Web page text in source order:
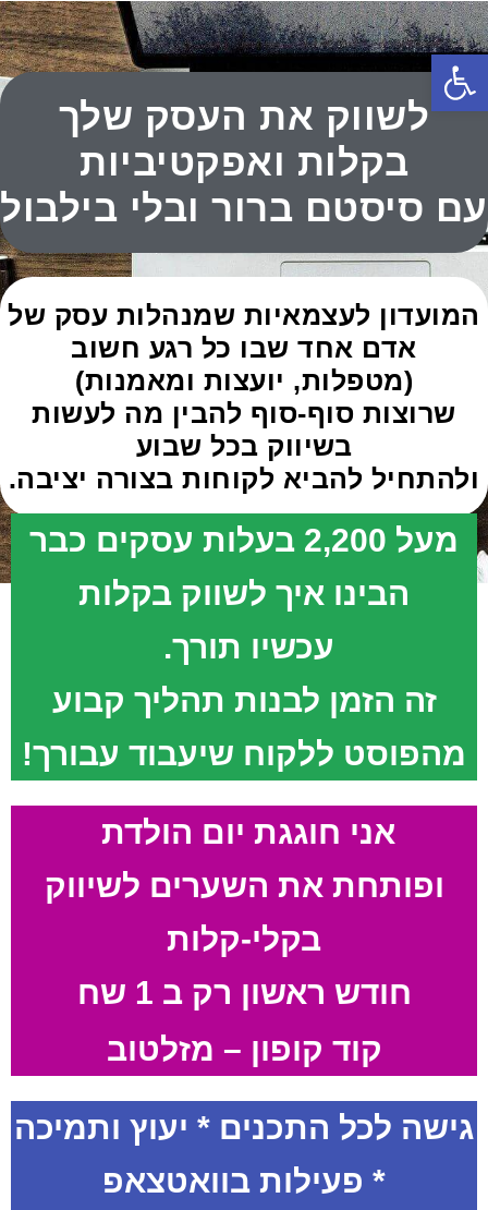
פתח סרגל נגישות
לשווק את העסק שלך
בקלות ואפקטיביות
עם סיסטם ברור ובלי בילבול
המועדון לעצמאיות שמנהלות עסק של
אדם אחד שבו כל רגע חשוב
(מטפלות, יועצות ומאמנות)
שרוצות סוף-סוף להבין מה לעשות
בשיווק בכל שבוע
ולהתחיל להביא לקוחות בצורה יציבה.
מעל 2,200 בעלות עסקים כבר
הבינו איך לשווק בקלות
עכשיו תורך.
זה הזמן לבנות תהליך קבוע
מהפוסט ללקוח שיעבוד עבורך!
אני חוגגת יום הולדת
ופותחת את השערים לשיווק
בקלי-קלות
חודש ראשון רק ב 1 שח
קוד קופון – מזלטוב
גישה לכל התכנים * יעוץ ותמיכה
* פעילות בוואטצאפ